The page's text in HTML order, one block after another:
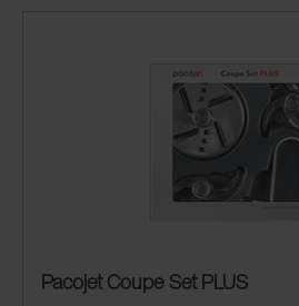
Pacojet Coupe Set PLUS